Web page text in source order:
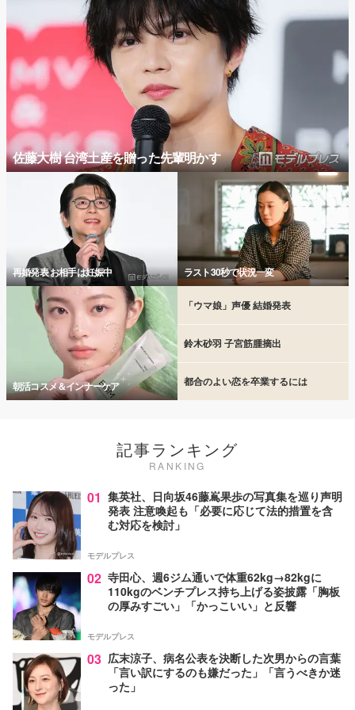
佐藤大樹 台湾土産を贈った先輩明かす
再婚発表 お相手は妊娠中 ラスト30秒で状況一変
朝活コスメ＆インナーケア
「ウマ娘」声優 結婚発表
鈴木砂羽 子宮筋腫摘出
都合のよい恋を卒業するには
記事ランキング
RANKING
01 集英社、日向坂46藤嶌果歩の写真集を巡り声明
発表 注意喚起も「必要に応じて法的措置を含
む対応を検討」
モデルプレス
02 寺田心、週6ジム通いで体重62kg→82kgに
110kgのベンチプレス持ち上げる姿披露「胸板
の厚みすごい」「かっこいい」と反響
モデルプレス
03 広末涼子、病名公表を決断した次男からの言葉
「言い訳にするのも嫌だった」「言うべきか迷
った」